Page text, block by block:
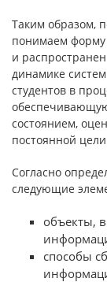
Таким образом,
понимаем форму
и
динамике
студентов в
состоянием,
постоянной
Согласно
следующие
объекты,
способы